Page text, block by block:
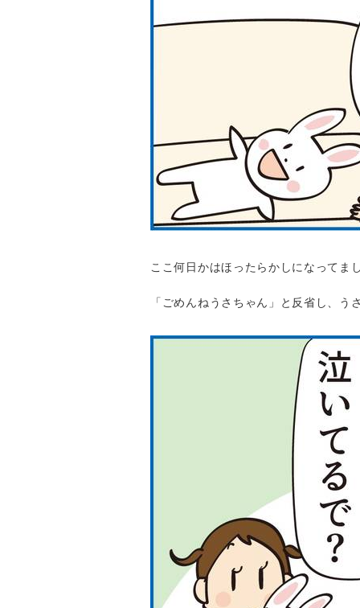
ここ何日かはほったらかしになってま
「ごめんねうさちゃん」と反省し、